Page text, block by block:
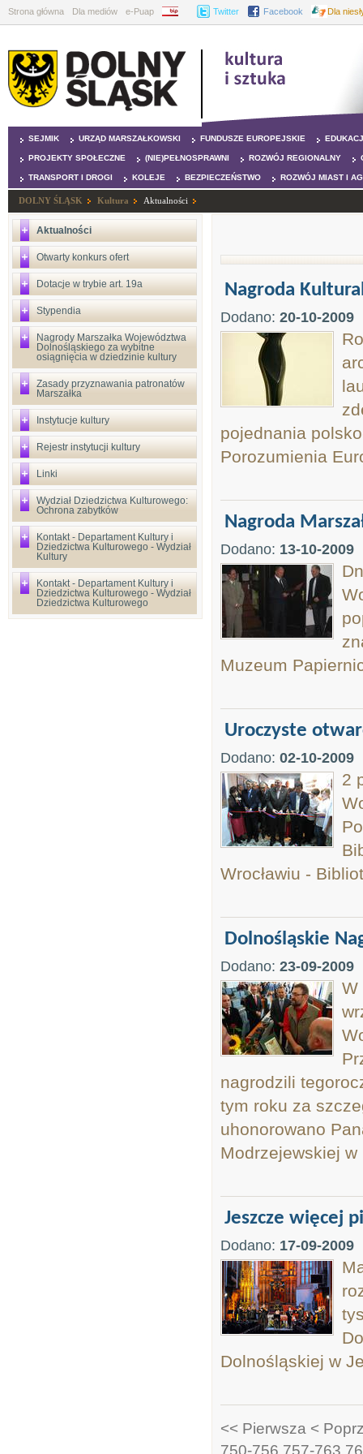
Strona główna Dla mediów e-Puap BIP Twitter Facebook Dla
SEJMIK URZĄD MARSZAŁKOWSKI FUNDUSZE EUROPEJSKIE
PROJEKTY SPOŁECZNE (NIE)PEŁNOSPRAWNI ROZWÓJ REGIONALNY
TRANSPORT I DROGI KOLEJE BEZPIECZEŃSTWO ROZWÓJ MIAST I
DOLNY ŚLĄSK Kultura Aktualności
Aktualności
Otwarty konkurs ofert
Dotacje w trybie art. 19a
Stypendia
Nagrody Marszałka Województwa
Dolnośląskiego za wybitne
osiągnięcia w dziedzinie kultury
Zasady przyznawania patronatów
Marszałka
Instytucje kultury
Rejestr instytucji kultury
Linki
Wydział Dziedzictwa Kulturowego:
Ochrona zabytków
Kontakt - Departament Kultury i
Dziedzictwa Kulturowego - Wydział
Kultury
Kontakt - Departament Kultury i
Dziedzictwa Kulturowego - Wydział
Dziedzictwa Kulturowego
Nagroda
Dodano: 20-10-2009
pojednania
Porozumienia
Nagroda
Dodano: 13-10-2009
Muzeum
Uroczyste
Dodano: 02-10-2009
2
Wrocławiu -
Dolnośląskie
Dodano: 23-09-2009
W
nagrodzili
tym roku za
uhonorowano
Modrzejewskiej w
Jeszcze więcej
Dodano: 17-09-2009
Dolnośląskiej w
<< Pierwsza <
750-756 757-763